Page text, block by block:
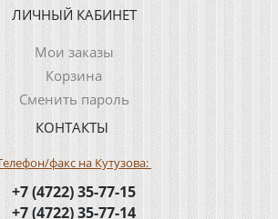
ЛИЧНЫЙ КАБИНЕТ
Мои заказы
Корзина
Сменить пароль
КОНТАКТЫ
факс на Кутузова:
+7 (4722) 35-77-15
+7 (4722) 35-77-14